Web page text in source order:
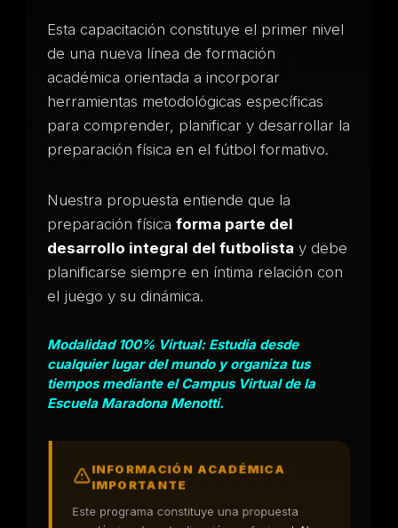
Esta capacitación constituye el primer nivel
de una nueva línea de formación
académica orientada a incorporar
herramientas metodológicas específicas
para comprender, planificar y desarrollar la
preparación física en el fútbol formativo.
Nuestra propuesta entiende que la
preparación física forma parte del
desarrollo integral del futbolista y debe
planificarse siempre en íntima relación con
el juego y su dinámica.
Modalidad 100% Virtual: Estudia desde
cualquier lugar del mundo y organiza tus
tiempos mediante el Campus Virtual de la
Escuela Maradona Menotti.
INFORMACIÓN ACADÉMICA
IMPORTANTE
Este programa constituye una propuesta